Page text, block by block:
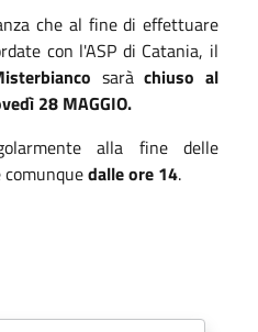
che al fine di effettuare
con l'ASP di Catania, il
saràchiuso al
28 MAGGIO.
alla fine delle
dalle ore 14.